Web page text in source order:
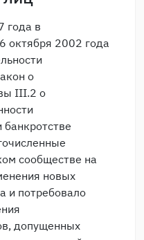
года в
октября 2002 года
о
III.2 о
сообществе на
новых
и потребовало
допущенных